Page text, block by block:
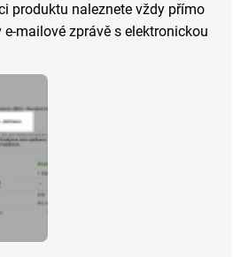
produktu naleznete vždy přímo
mailové zprávě s elektronickou